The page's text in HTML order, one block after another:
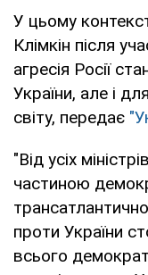
У цьому
Клімкін після
агресія Росії
України, але і
світу, передає
"Від усіх
частиною
проти України
всього